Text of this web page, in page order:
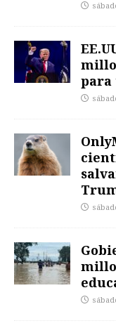
para